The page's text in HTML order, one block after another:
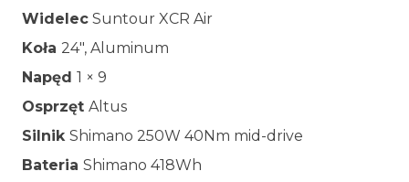
Widelec Suntour XCR Air
Koła 24″, Aluminum
Napęd 1 × 9
Osprzęt Altus
Silnik Shimano 250W 40Nm mid-drive
Bateria Shimano 418Wh